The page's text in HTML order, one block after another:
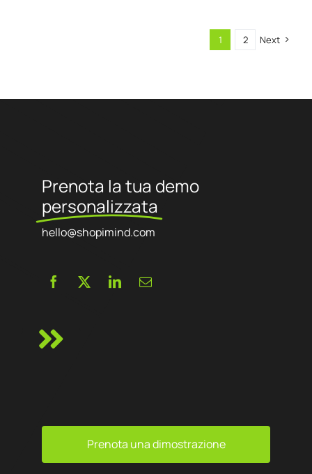
1 2 Next
Prenota la tua demo
personalizzata
hello@shopimind.com
Prenota una dimostrazione